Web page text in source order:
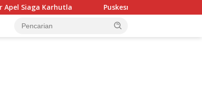
Puskesmas Sanana dan Krisis Pelayanan